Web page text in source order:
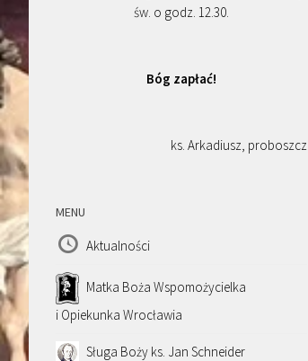
św. o godz. 12.30.
Bóg zapłać!
ks. Arkadiusz, proboszcz
MENU
Aktualności
Matka Boża Wspomożycielka
i Opiekunka Wrocławia
Sługa Boży ks. Jan Schneider